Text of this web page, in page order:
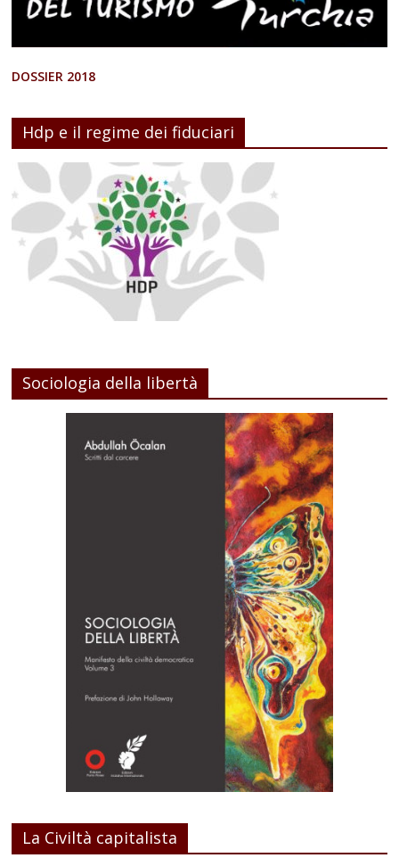
DOSSIER 2018
Hdp e il regime dei fiduciari
Sociologia della libertà
La Civiltà capitalista